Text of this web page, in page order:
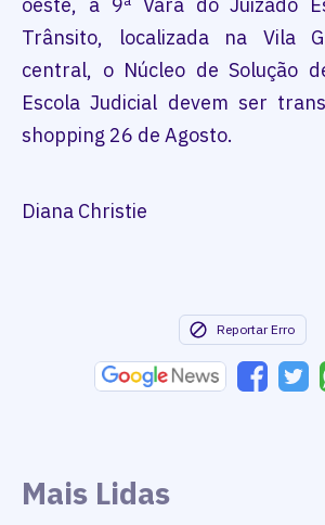
Trânsito, localizada na Vila
central, o Núcleo de Solução
Escola Judicial devem ser
shopping 26 de Agosto.
Diana Christie
Reportar Erro
Mais Lidas